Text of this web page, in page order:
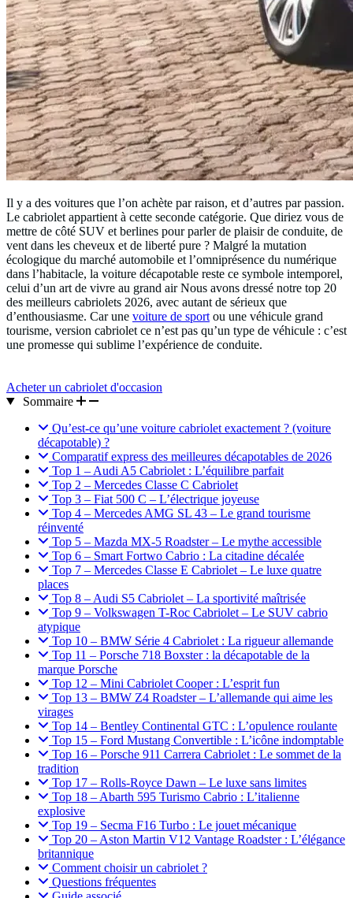
Il y a des voitures que l’on achète par raison, et d’autres par passion.
Le cabriolet appartient à cette seconde catégorie. Que diriez vous de
mettre de côté SUV et berlines pour parler de plaisir de conduite, de
vent dans les cheveux et de liberté pure ? Malgré la mutation
écologique du marché automobile et l’omniprésence du numérique
dans l’habitacle, la voiture décapotable reste ce symbole intemporel,
celui d’un art de vivre au grand air Nous avons dressé notre top 20
des meilleurs cabriolets 2026, avec autant de sérieux que
d’enthousiasme. Car une voiture de sport ou une véhicule grand
tourisme, version cabriolet ce n’est pas qu’un type de véhicule : c’est
une promesse qui sublime l’expérience de conduite.
Acheter un cabriolet d'occasion
Sommaire
Qu’est-ce qu’une voiture cabriolet exactement ? (voiture
décapotable) ?
Comparatif express des meilleures décapotables de 2026
Top 1 – Audi A5 Cabriolet : L’équilibre parfait
Top 2 – Mercedes Classe C Cabriolet
Top 3 – Fiat 500 C – L’électrique joyeuse
Top 4 – Mercedes AMG SL 43 – Le grand tourisme
réinventé
Top 5 – Mazda MX-5 Roadster – Le mythe accessible
Top 6 – Smart Fortwo Cabrio : La citadine décalée
Top 7 – Mercedes Classe E Cabriolet – Le luxe quatre
places
Top 8 – Audi S5 Cabriolet – La sportivité maîtrisée
Top 9 – Volkswagen T-Roc Cabriolet – Le SUV cabrio
atypique
Top 10 – BMW Série 4 Cabriolet : La rigueur allemande
Top 11 – Porsche 718 Boxster : la décapotable de la
marque Porsche
Top 12 – Mini Cabriolet Cooper : L’esprit fun
Top 13 – BMW Z4 Roadster – L’allemande qui aime les
virages
Top 14 – Bentley Continental GTC : L’opulence roulante
Top 15 – Ford Mustang Convertible : L’icône indomptable
Top 16 – Porsche 911 Carrera Cabriolet : Le sommet de la
tradition
Top 17 – Rolls-Royce Dawn – Le luxe sans limites
Top 18 – Abarth 595 Turismo Cabrio : L’italienne
explosive
Top 19 – Secma F16 Turbo : Le jouet mécanique
Top 20 – Aston Martin V12 Vantage Roadster : L’élégance
britannique
Comment choisir un cabriolet ?
Questions fréquentes